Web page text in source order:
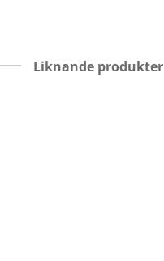
Liknande produkter